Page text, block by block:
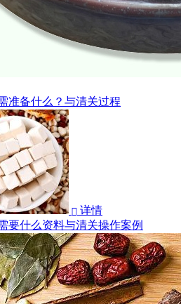
准备什么？与清关过程
 详情
要什么资料与清关操作案例